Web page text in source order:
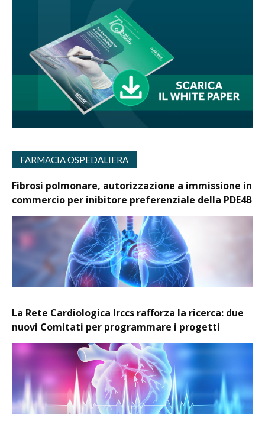
FARMACIA OSPEDALIERA
Fibrosi polmonare, autorizzazione a immissione in
commercio per inibitore preferenziale della PDE4B
La Rete Cardiologica Irccs rafforza la ricerca: due
nuovi Comitati per programmare i progetti